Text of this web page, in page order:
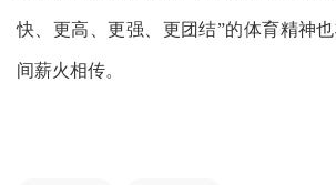
快、更高、更强、更团结”的体育精神
间薪火相传。